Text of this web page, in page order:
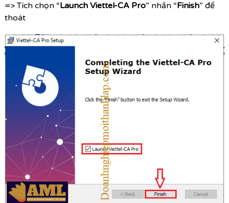
=> Tích chọn “Launch Viettel-CA Pro” nhấn “Finish” để
thoát